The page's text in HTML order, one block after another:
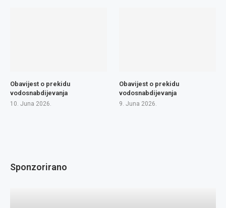
Obavijest o prekidu
vodosnabdijevanja
10. Juna 2026.
Obavijest o prekidu
vodosnabdijevanja
9. Juna 2026.
Sponzorirano